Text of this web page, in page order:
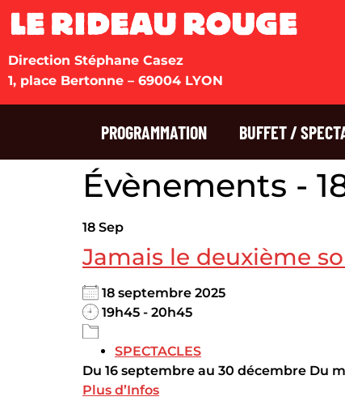
Direction Stéphane Casez
1, place Bertonne – 69004 LYON
PROGRAMMATION BUFFET /
Évènements -
18 Sep
Jamais le deuxième
18 septembre 2025
19h45 - 20h45
SPECTACLES
Du 16 septembre au 30 décembre Du
Plus d’Infos